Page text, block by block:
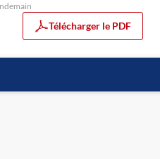
Télécharger le PDF